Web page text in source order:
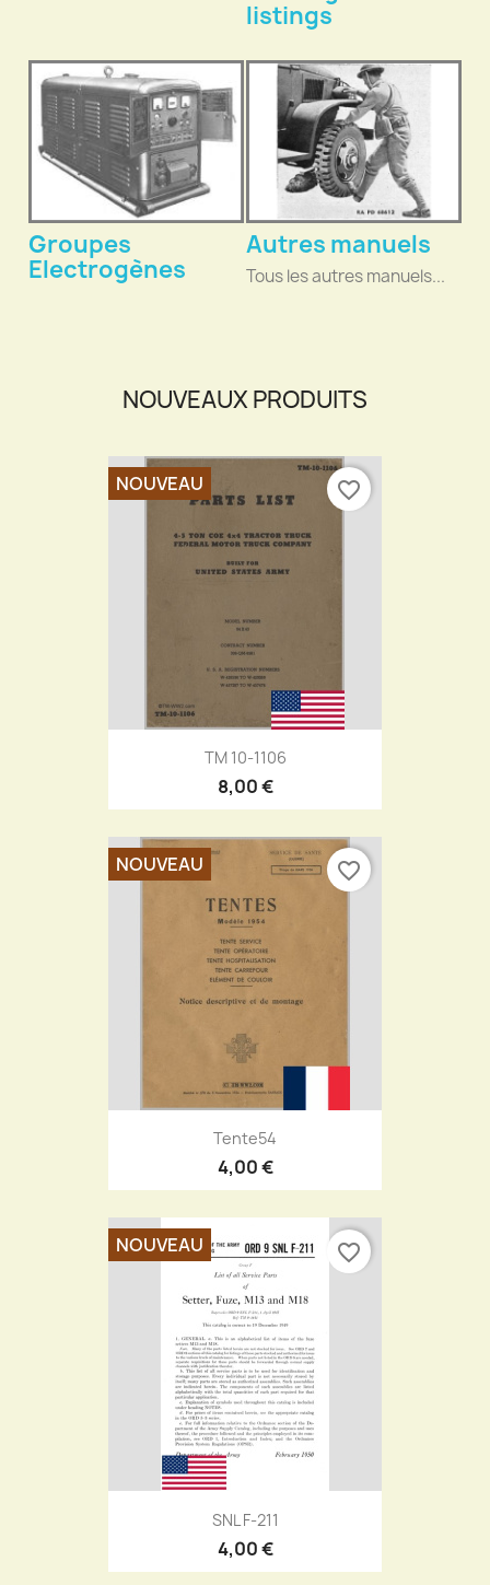
listings
Groupes
Electrogènes
Autres manuels
Tous les autres manuels...
NOUVEAUX PRODUITS
TM 10-1106
8,00 €
NOUVEAU favorite_border
Tente54
4,00 €
NOUVEAU favorite_border
SNL F-211
4,00 €
NOUVEAU favorite_border